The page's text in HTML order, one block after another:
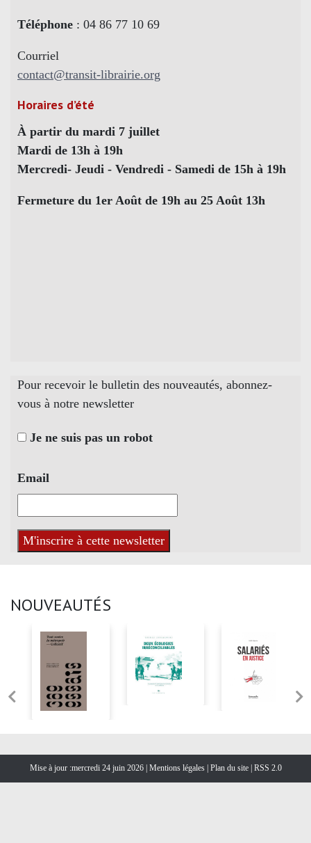
Téléphone : 04 86 77 10 69
Courriel
contact@transit-librairie.org
Horaires d’été
À partir du mardi 7 juillet
Mardi de 13h à 19h
Mercredi- Jeudi - Vendredi - Samedi de 15h à 19h
Fermeture du 1er Août de 19h au 25 Août 13h
Pour recevoir le bulletin des nouveautés, abonnez-
vous à notre newsletter
Je ne suis pas un robot
Email
NOUVEAUTÉS
Mise à jour :mercredi 24 juin 2026 | Mentions légales | Plan du site |RSS 2.0